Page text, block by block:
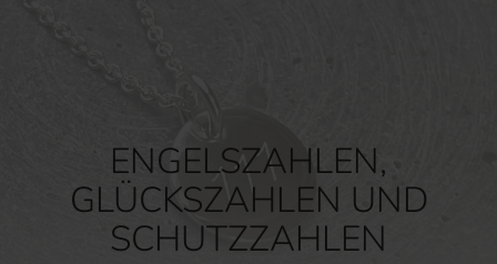
Damen Herren Paare Freunde
Kinder
Trauernde Unternehmen
ENGELSZAHLEN,
GLÜCKSZAHLEN UND
SCHUTZZAHLEN